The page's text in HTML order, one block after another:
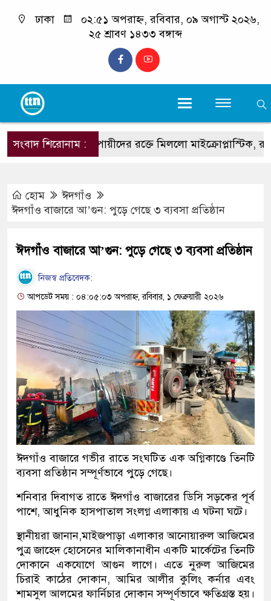
ঢাকা
০২:৫১ অপরাহ্ন, রবিবার, ০৯ অগাস্ট ২০২৬,
২৫ শ্রাবণ ১৪৩৩ বঙ্গাব্দ
সংবাদ শিরোনাম :ধূমপায়ীদের রক্তে মিললো মাইক্রোপ্লাস্টিক, রয়েছে
হোম
ঈদগাঁও
ঈদগাঁও বাজারে আ’গুন: পুড়ে গেছে ৩ ব্যবসা প্রতিষ্ঠান
ঈদগাঁও বাজারে আ’গুন: পুড়ে গেছে ৩ ব্যবসা প্রতিষ্ঠান
নিজস্ব প্রতিবেদক:
আপডেট সময় : ০৪:০৫:০৩ অপরাহ্ন, রবিবার, ১ ফেব্রুয়ারী ২০২৬
ঈদগাঁও বাজারে গভীর রাতে সংঘটিত এক অগ্নিকাণ্ডে তিনটি
ব্যবসা প্রতিষ্ঠান সম্পূর্ণভাবে পুড়ে গেছে।
শনিবার দিবাগত রাতে ঈদগাঁও বাজারের ডিসি সড়কের পূর্ব
পাশে, আধুনিক হাসপাতাল সংলগ্ন এলাকায় এ ঘটনা ঘটে।
স্থানীয়রা জানান,মাইজপাড়া এলাকার আনোয়ারুল আজিমের
পুত্র জাহেদ হোসেনের মালিকানাধীন একটি মার্কেটের তিনটি
দোকানে একযোগে আগুন লাগে। এতে নুরুল আজিমের
চিরাই কাঠের দোকান, আমির আলীর কুলিং কর্নার এবং
শামসুল আলমের ফার্নিচার দোকান সম্পূর্ণভাবে ক্ষতিগ্রস্ত হয়।